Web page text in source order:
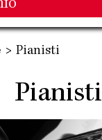
> Pianisti
Pianisti